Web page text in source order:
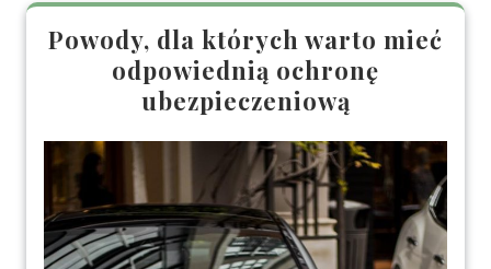
Powody, dla których warto mieć
odpowiednią ochronę
ubezpieczeniową